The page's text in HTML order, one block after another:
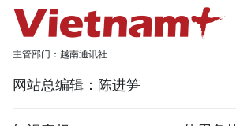
主管部门：越南通讯社
网站总编辑：陈进笋